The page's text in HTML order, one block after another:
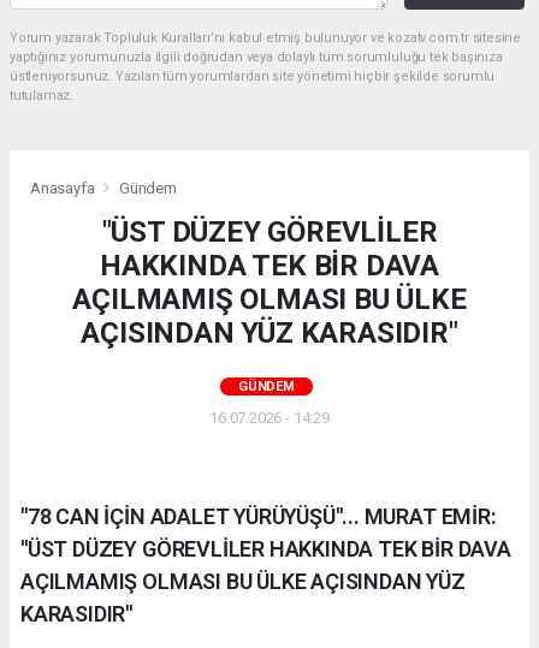
Yorum yazarak Topluluk Kuralları’nı kabul etmiş bulunuyor ve kozatv.com.tr sitesine
yaptığınız yorumunuzla ilgili doğrudan veya dolaylı tüm sorumluluğu tek başınıza
üstleniyorsunuz. Yazılan tüm yorumlardan site yönetimi hiçbir şekilde sorumlu
tutulamaz.
Anasayfa Gündem
"ÜST DÜZEY GÖREVLİLER
HAKKINDA TEK BİR DAVA
AÇILMAMIŞ OLMASI BU ÜLKE
AÇISINDAN YÜZ KARASIDIR"
GÜNDEM
16.07.2026 - 14:29
"78 CAN İÇİN ADALET YÜRÜYÜŞÜ"... MURAT EMİR:
"ÜST DÜZEY GÖREVLİLER HAKKINDA TEK BİR DAVA
AÇILMAMIŞ OLMASI BU ÜLKE AÇISINDAN YÜZ
KARASIDIR"